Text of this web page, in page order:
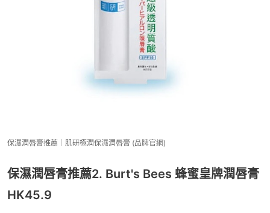
保濕潤唇膏推薦｜肌研極潤保濕潤唇膏 (品牌官網)
保濕潤唇膏推薦2. Burt's Bees 蜂蜜皇牌潤唇膏
HK45.9